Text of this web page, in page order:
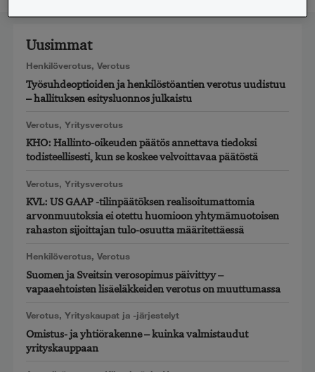
Uusimmat
Henkilöverotus, Verotus
Työsuhdeoptioiden ja henkilöstöantien verotus uudistuu
– hallituksen esitysluonnos julkaistu
Verotus, Yritysverotus
KHO: Hallinto-oikeuden päätös annettava tiedoksi
todisteellisesti, kun se koskee velvoittavaa päätöstä
Verotus, Yritysverotus
KVL: US GAAP -tilinpäätöksen realisoitumattomia
arvonmuutoksia ei otettu huomioon yhtymämuotoisen
rahaston sijoittajan tulo-osuutta määritettäessä
Henkilöverotus, Verotus
Suomen ja Sveitsin verosopimus päivittyy –
vapaaehtoisten lisäeläkkeiden verotus on muuttumassa
Verotus, Yrityskaupat ja -järjestelyt
Omistus- ja yhtiörakenne – kuinka valmistaudut
yrityskauppaan